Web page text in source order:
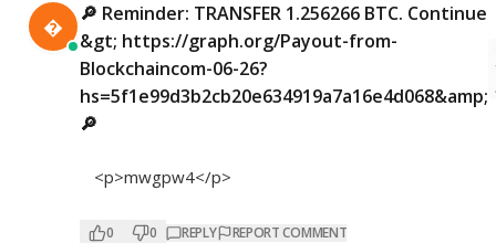

🔎 Reminder: TRANSFER 1.256266 BTC. Continue
&gt; https://graph.org/Payout-from-
Blockchaincom-06-26?
hs=5f1e99d3b2cb20e634919a7a16e4d068&amp;
🔎
<p>mwgpw4</p>
0 0 REPLY REPORT COMMENT